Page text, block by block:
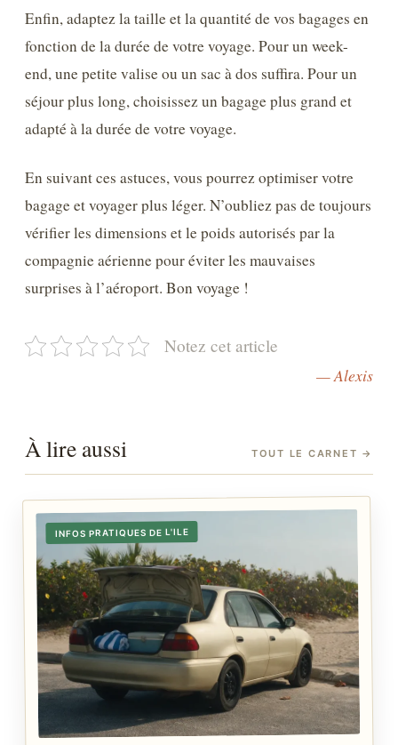
Enfin, adaptez la taille et la quantité de vos bagages en
fonction de la durée de votre voyage. Pour un week-
end, une petite valise ou un sac à dos suffira. Pour un
séjour plus long, choisissez un bagage plus grand et
adapté à la durée de votre voyage.
En suivant ces astuces, vous pourrez optimiser votre
bagage et voyager plus léger. N’oubliez pas de toujours
vérifier les dimensions et le poids autorisés par la
compagnie aérienne pour éviter les mauvaises
surprises à l’aéroport. Bon voyage !
Notez cet article
— Alexis
À lire aussi TOUT LE CARNET →
INFOS PRATIQUES DE L'ILE